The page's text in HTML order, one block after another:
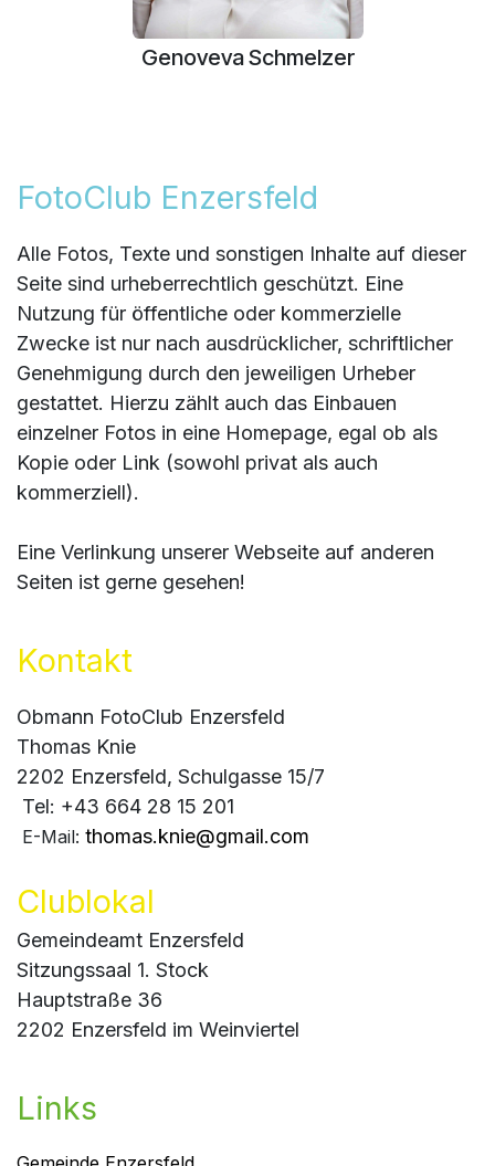
Genoveva Schmelzer
FotoClub Enzersfeld
Alle Fotos, Texte und sonstigen Inhalte auf dieser
Seite sind urheberrechtlich geschützt. Eine
Nutzung für öffentliche oder kommerzielle
Zwecke ist nur nach ausdrücklicher, schriftlicher
Genehmigung durch den jeweiligen Urheber
gestattet. Hierzu zählt auch das Einbauen
einzelner Fotos in eine Homepage, egal ob als
Kopie oder Link (sowohl privat als auch
kommerziell).
Eine Verlinkung unserer Webseite auf anderen
Seiten ist gerne gesehen!
Kontakt
Obmann FotoClub Enzersfeld
Thomas Knie
2202 Enzersfeld, Schulgasse 15/7
​ Tel: +43 664 28 15 201
​ E-Mail: thomas.knie@gmail.com
Clublokal
Gemeindeamt Enzersfeld
Sitzungssaal 1. Stock
Hauptstraße 36
2202 Enzersfeld im Weinviertel
Links